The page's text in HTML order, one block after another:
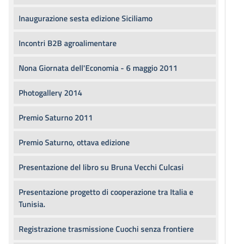
Inaugurazione sesta edizione Siciliamo
Incontri B2B agroalimentare
Nona Giornata dell'Economia - 6 maggio 2011
Photogallery 2014
Premio Saturno 2011
Premio Saturno, ottava edizione
Presentazione del libro su Bruna Vecchi Culcasi
Presentazione progetto di cooperazione tra Italia e
Tunisia.
Registrazione trasmissione Cuochi senza frontiere